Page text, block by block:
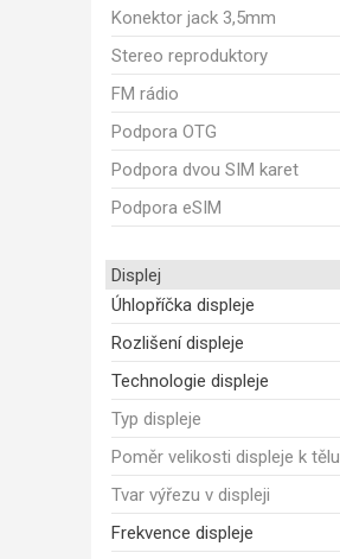
Konektor jack 3,5mm
Stereo reproduktory
FM rádio
Podpora OTG
Podpora dvou SIM karet
Podpora eSIM
Displej
Úhlopříčka displeje
Rozlišení displeje
Technologie displeje
Typ displeje
Poměr velikosti displeje k tělu
Tvar výřezu v displeji
Frekvence displeje